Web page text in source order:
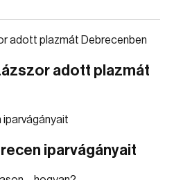
adott plazmát
iparvágányait